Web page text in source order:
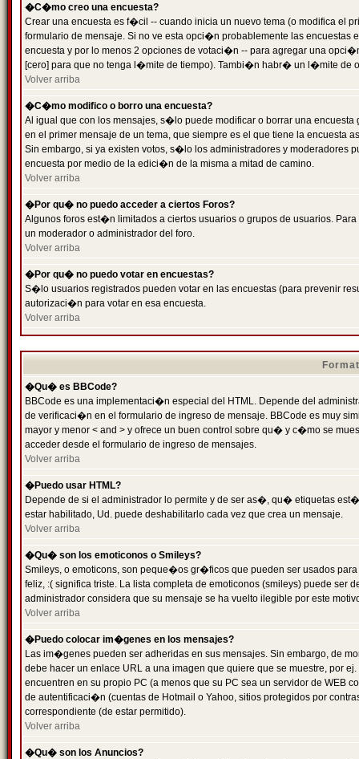
�C�mo creo una encuesta?
Crear una encuesta es f�cil -- cuando inicia un nuevo tema (o modifica el
formulario de mensaje. Si no ve esta opci�n probablemente las
encuesta y por lo menos 2 opciones de votaci�n -- para agregar una
[cero] para que no tenga l�mite de tiempo). Tambi�n habr� un l�mite de
Volver arriba
�C�mo modifico o borro una encuesta?
Al igual que con los mensajes, s�lo puede modificar o borrar una
en el primer mensaje de un tema, que siempre es el que tiene la encuesta
Sin embargo, si ya existen votos, s�lo los administradores y moderadores
encuesta por medio de la edici�n de la misma a mitad de camino.
Volver arriba
�Por qu� no puedo acceder a ciertos Foros?
Algunos foros est�n limitados a ciertos usuarios o grupos de usuarios.
un moderador o administrador del foro.
Volver arriba
�Por qu� no puedo votar en encuestas?
S�lo usuarios registrados pueden votar en las encuestas (para prevenir
autorizaci�n para votar en esa encuesta.
Volver arriba
�Qu� es BBCode?
BBCode es una implementaci�n especial del HTML. Depende del
de verificaci�n en el formulario de ingreso de mensaje. BBCode es muy
mayor y menor < and > y ofrece un buen control sobre qu� y c�mo se
acceder desde el formulario de ingreso de mensajes.
Volver arriba
�Puedo usar HTML?
Depende de si el administrador lo permite y de ser as�, qu� etiquetas
estar habilitado, Ud. puede deshabilitarlo cada vez que crea un mensaje.
Volver arriba
�Qu� son los emoticonos o Smileys?
Smileys, o emoticons, son peque�os gr�ficos que pueden ser usados
feliz, :( significa triste. La lista completa de emoticonos (smileys) puede
administrador considera que su mensaje se ha vuelto ilegible por este
Volver arriba
�Puedo colocar im�genes en los mensajes?
Las im�genes pueden ser adheridas en sus mensajes. Sin embargo, de
debe hacer un enlace URL a una imagen que quiere que se muestre, por
encuentren en su propio PC (a menos que su PC sea un servidor de
de autentificaci�n (cuentas de Hotmail o Yahoo, sitios protegidos por
correspondiente (de estar permitido).
Volver arriba
�Qu� son los Anuncios?